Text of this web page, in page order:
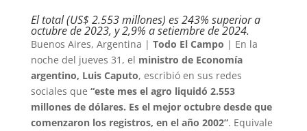
El total (US$ 2.553 millones) es 243% superior a
octubre de 2023, y 2,9% a setiembre de 2024.
Buenos Aires, Argentina | Todo El Campo | En la
noche del jueves 31, el ministro de Economía
argentino, Luis Caputo, escribió en sus redes
sociales que “este mes el agro liquidó 2.553
millones de dólares. Es el mejor octubre desde que
comenzaron los registros, en el año 2002”. Equivale